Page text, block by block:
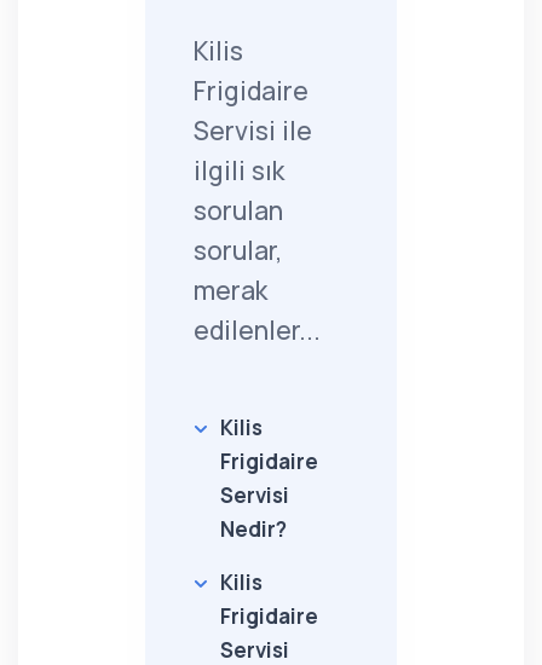
Kilis
Frigidaire
Servisi ile
ilgili sık
sorulan
sorular,
merak
edilenler...
Kilis
Frigidaire
Servisi
Nedir?
Kilis
Frigidaire
Servisi